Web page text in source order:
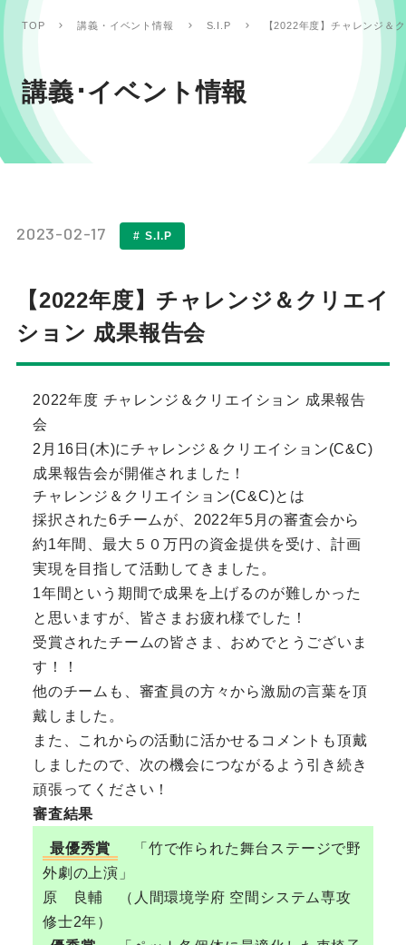
TOP 講義・イベント情報 S.I.P 【2022年度】チャレンジ＆
講義･イベント情報
2023-02-17 S.I.P
【2022年度】チャレンジ＆クリエイ
ション 成果報告会
2022年度 チャレンジ＆クリエイション 成果報告
会
2月16日(木)にチャレンジ＆クリエイション(C&C)
成果報告会が開催されました！
チャレンジ＆クリエイション(C&C)とは
採択された6チームが、2022年5月の審査会から
約1年間、最大５０万円の資金提供を受け、計画
実現を目指して活動してきました。
1年間という期間で成果を上げるのが難しかった
と思いますが、皆さまお疲れ様でした！
受賞されたチームの皆さま、おめでとうございま
す！！
他のチームも、審査員の方々から激励の言葉を頂
戴しました。
また、これからの活動に活かせるコメントも頂戴
しましたので、次の機会につながるよう引き続き
頑張ってください！
審査結果
最優秀賞
「竹で作られた舞台ステージで野
外劇の上演」
原 良輔 （人間環境学府 空間システム専攻
修士2年）